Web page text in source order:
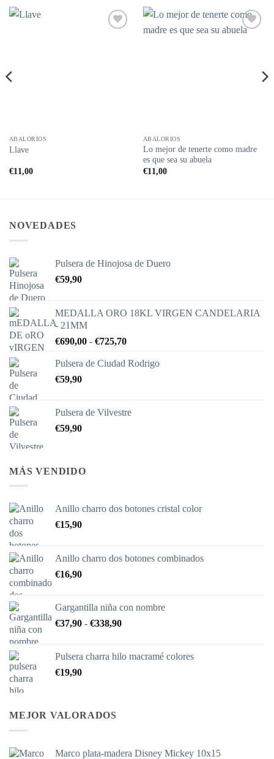
ABALORIOS
Llave
€11,00
ABALORIOS
Lo mejor de tenerte como madre
es que sea su abuela
€11,00
NOVEDADES
Pulsera de Hinojosa de Duero
€59,90
MEDALLA ORO 18KL VIRGEN CANDELARIA
- 21MM
€690,00 - €725,70Rango
precios:
€725,70
Pulsera de Ciudad Rodrigo
€59,90
Pulsera de Vilvestre
€59,90
MÁS VENDIDO
Anillo charro dos botones cristal color
€15,90
Anillo charro dos botones combinados
€16,90
Gargantilla niña con nombre
€37,90 - €338,90Rango
desde
Pulsera charra hilo macramé colores
€19,90
MEJOR VALORADOS
Marco plata-madera Disney Mickey 10x15